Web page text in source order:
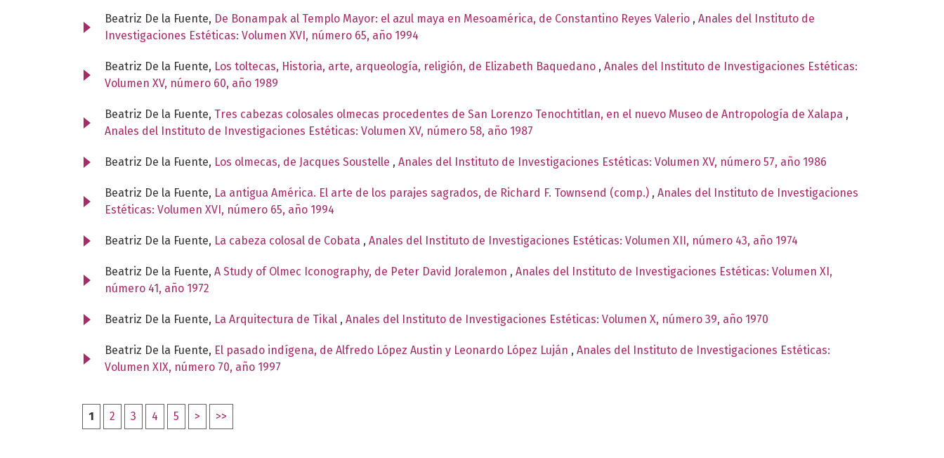
Beatriz De la Fuente, De Bonampak al Templo Mayor: el azul maya en Mesoamérica, de Constantino Reyes Valerio , Anales del Instituto de
Investigaciones Estéticas: Volumen XVI, número 65, año 1994
Beatriz De la Fuente, Los toltecas, Historia, arte, arqueología, religión, de Elizabeth Baquedano , Anales del Instituto de Investigaciones Estéticas:
Volumen XV, número 60, año 1989
Beatriz De la Fuente, Tres cabezas colosales olmecas procedentes de San Lorenzo Tenochtitlan, en el nuevo Museo de Antropología de Xalapa ,
Anales del Instituto de Investigaciones Estéticas: Volumen XV, número 58, año 1987
Beatriz De la Fuente, Los olmecas, de Jacques Soustelle , Anales del Instituto de Investigaciones Estéticas: Volumen XV, número 57, año 1986
Beatriz De la Fuente, La antigua América. El arte de los parajes sagrados, de Richard F. Townsend (comp.) , Anales del Instituto de Investigaciones
Estéticas: Volumen XVI, número 65, año 1994
Beatriz De la Fuente, La cabeza colosal de Cobata , Anales del Instituto de Investigaciones Estéticas: Volumen XII, número 43, año 1974
Beatriz De la Fuente, A Study of Olmec Iconography, de Peter David Joralemon , Anales del Instituto de Investigaciones Estéticas: Volumen XI,
número 41, año 1972
Beatriz De la Fuente, La Arquitectura de Tikal , Anales del Instituto de Investigaciones Estéticas: Volumen X, número 39, año 1970
Beatriz De la Fuente, El pasado indígena, de Alfredo López Austin y Leonardo López Luján , Anales del Instituto de Investigaciones Estéticas:
Volumen XIX, número 70, año 1997
1 2 3 4 5 > >>